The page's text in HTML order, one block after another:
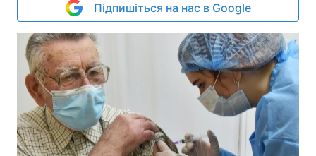
Підпишіться на нас в Google